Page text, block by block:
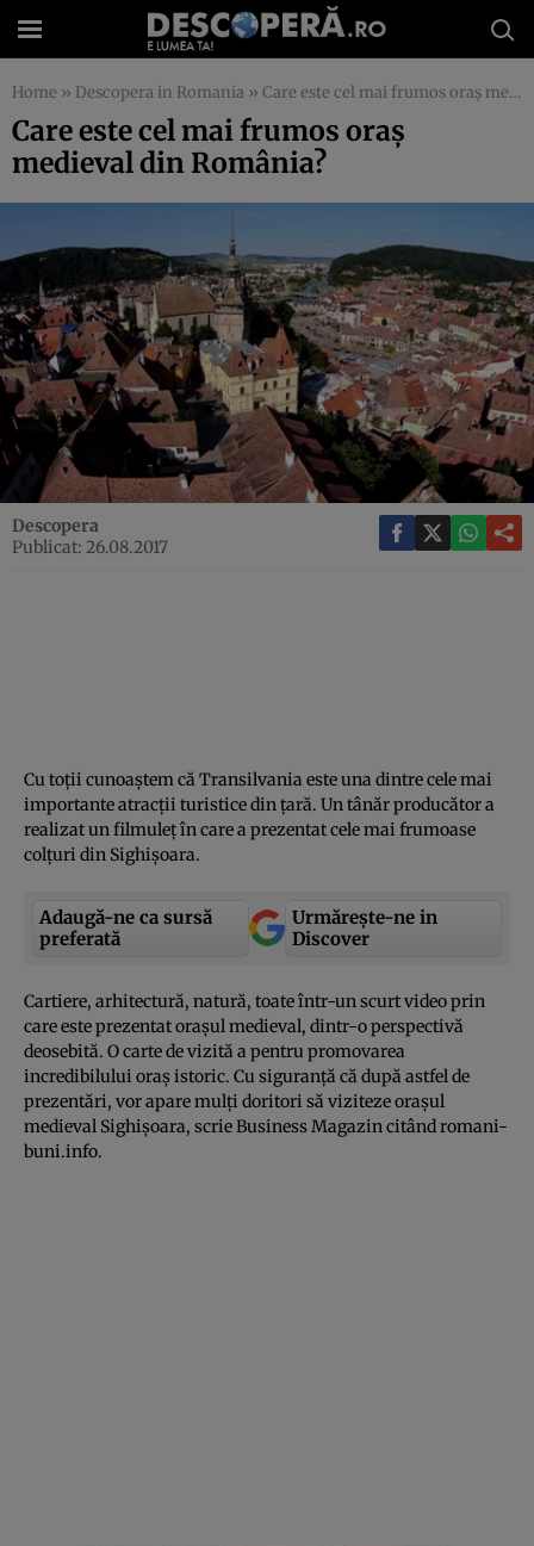
Home » Descopera in Romania » Care este cel mai frumos oraş medieval din România?
Care este cel mai frumos oraş
medieval din România?
Descopera
Publicat: 26.08.2017
Cu toţii cunoaştem că Transilvania este una dintre cele mai
importante atracţii turistice din ţară. Un tânăr producător a
realizat un filmuleţ în care a prezentat cele mai frumoase
colţuri din Sighişoara.
Adaugă-ne ca sursă
preferată
Urmărește-ne in
Discover
Cartiere, arhitectură, natură, toate într-un scurt video prin
care este prezentat oraşul medieval, dintr-o perspectivă
deosebită. O carte de vizită a pentru promovarea
incredibilului oraş istoric. Cu siguranţă că după astfel de
prezentări, vor apare mulţi doritori să viziteze oraşul
medieval Sighişoara, scrie Business Magazin citând romani-
buni.info.